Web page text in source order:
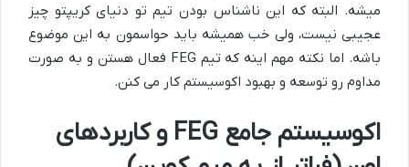
میشه. البته که این ناشناس بودن تیم تو دنیای کریپتو چیز
عجیبی نیست، ولی خب همیشه باید حواسمون به این موضوع
باشه. اما نکته مهم اینه که تیم FEG فعال هستن و به صورت
مداوم رو توسعه و بهبود اکوسیستم کار می کنن.
اکوسیستم جامع FEG و کاربردهای